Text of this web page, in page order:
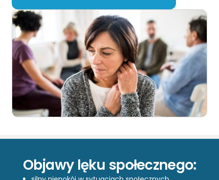
Objawy lęku społecznego: